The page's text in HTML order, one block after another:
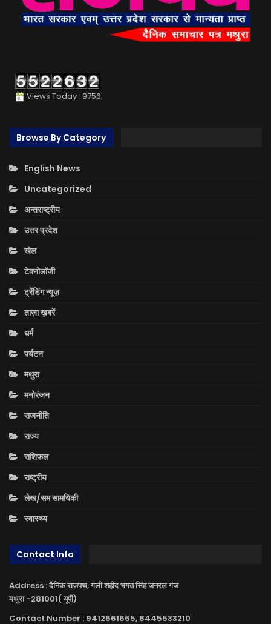
Views Today : 9756
Browse By Category
English News
Uncategorized
अन्तराष्ट्रीय
उत्तर प्रदेश
खेल
टेक्नोलॉजी
ट्रेंडिंग न्यूज़
ताज़ा ख़बरें
धर्म
पर्यटन
मथुरा
मनोरंजन
राजनीति
राज्य
राशिफल
राष्ट्रीय
लेख/सम सामयिकी
स्वास्थ्य
Contact Info
Address : दैनिक राजपथ, गली शहीद भगत सिंह जनरल गंज
मथुरा -281001( यूपी)
Contact Number : 9412661665, 8445533210